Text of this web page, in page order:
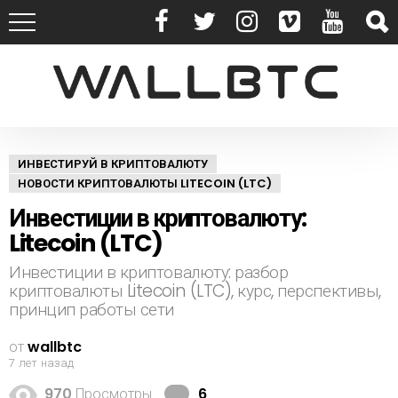
ИНВЕСТИРУЙ В КРИПТОВАЛЮТУ
НОВОСТИ КРИПТОВАЛЮТЫ LITECOIN (LTC)
Инвестиции в криптовалюту:
Litecoin (LTC)
Инвестиции в криптовалюту: разбор
криптовалюты Litecoin (LTC), курс, перспективы,
принцип работы сети
отwallbtc
7 лет назад